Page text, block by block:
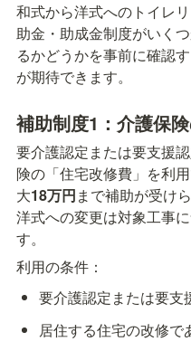
和式から洋式へのトイレ
助金・助成金制度がいく
るかどうかを事前に確認
が期待できます。
補助制度1：介護保
要介護認定または要支援
険の「住宅改修費」を利
大18万円まで補助が受け
洋式への変更は対象工事
す。
利用の条件：
要介護認定または要支
居住する住宅の改修で